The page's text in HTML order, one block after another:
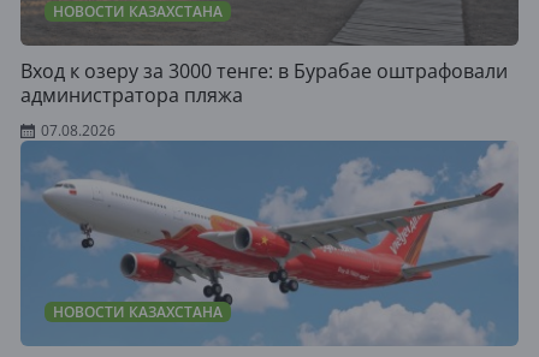
НОВОСТИ КАЗАХСТАНА
Вход к озеру за 3000 тенге: в Бурабае оштрафовали
администратора пляжа
07.08.2026
НОВОСТИ КАЗАХСТАНА